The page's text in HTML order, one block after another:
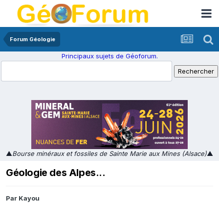
Forum Géologie
Principaux sujets de Géoforum.
▲Bourse minéraux et fossiles de Sainte Marie aux Mines (Alsace)▲
Géologie des Alpes...
Par Kayou